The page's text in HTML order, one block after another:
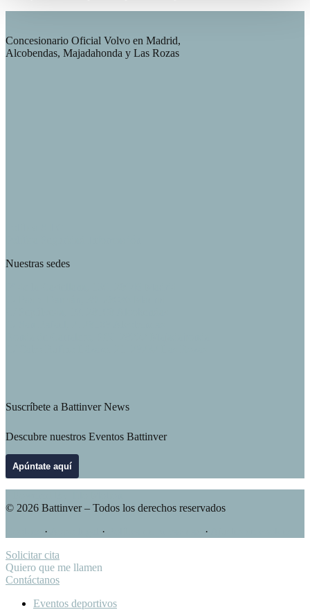
Concesionario Oficial Volvo en Madrid,
Alcobendas, Majadahonda y Las Rozas
Nuestras sedes
Suscríbete a Battinver News
Descubre nuestros Eventos Battinver
Apúntate aquí
© 2026 Battinver – Todos los derechos reservados
· · ·
Solicitar cita
Quiero que me llamen
Contáctanos
Eventos deportivos